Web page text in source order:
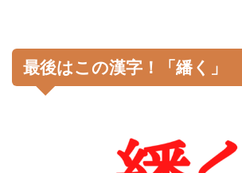
最後はこの漢字！「繙く」